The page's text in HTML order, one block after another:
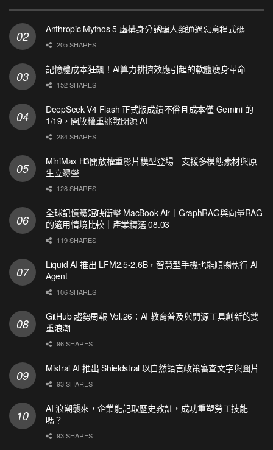
Anthropic Mythos 5 虛構身分誘騙人類通過惡意程式碼
205 SHARES
記憶體成本狂飆！AI算力排擠效應引起的軟體瘦身革命
152 SHARES
DeepSeek V4 Flash 正式版成績不俗且成本僅 Gemini 的
1/19，開放權重挑戰閉源 AI
284 SHARES
MiniMax H3開放權重影片模型登場 支援多模態素材與原
生立體聲
128 SHARES
全球記憶體短缺衝擊 MacBook Air｜GraphRAG與向量RAG
的適用情境比較｜產業精選 08.03
119 SHARES
Liquid AI 推出 LFM2.5-2.6B，智慧型手機也能順暢執行 AI
Agent
106 SHARES
GitHub 趨勢周報 Vol.26：AI 教育普及與開源工具創新的雙
重浪潮
96 SHARES
Mistral AI 推出 Shieldstral 以自然語言政策審查文字與圖片
93 SHARES
AI 浪潮襲來，企業能記取歷史教訓，成功重塑勞工技能
嗎？
93 SHARES